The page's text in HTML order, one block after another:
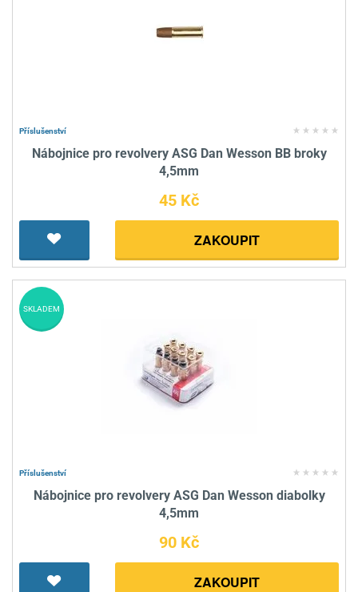
Příslušenství
Nábojnice pro revolvery ASG Dan Wesson BB broky
4,5mm
45 Kč
ZAKOUPIT
Příslušenství
Nábojnice pro revolvery ASG Dan Wesson diabolky
4,5mm
90 Kč
ZAKOUPIT
SKLADEM